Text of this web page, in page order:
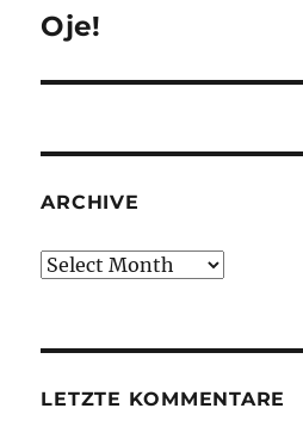
Next
Oje!
ARCHIVE
Archive
LETZTE KOMMENTARE